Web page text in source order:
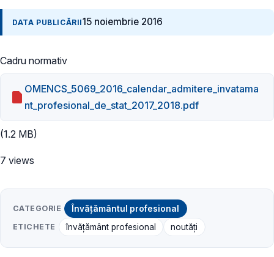
DATA PUBLICĂRII15 noiembrie 2016
Cadru normativ
OMENCS_5069_2016_calendar_admitere_invatama
nt_profesional_de_stat_2017_2018.pdf
(1.2 MB)
7 views
CATEGORIE Învățământul profesional
ETICHETE învățământ profesional noutăți